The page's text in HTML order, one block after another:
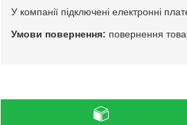
У компанії підключені електронні
повернення